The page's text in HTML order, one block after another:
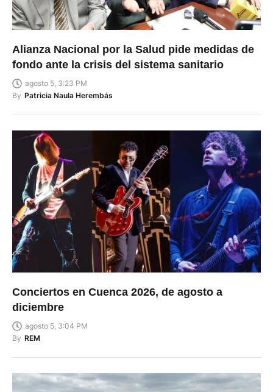
Alianza Nacional por la Salud pide medidas de
fondo ante la crisis del sistema sanitario
agosto 5, 3:23 PM
By Patricia Naula Herembás
Conciertos en Cuenca 2026, de agosto a
diciembre
agosto 5, 3:04 PM
By REM